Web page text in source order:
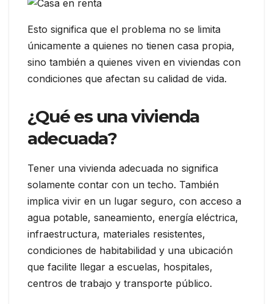
Esto significa que el problema no se limita
únicamente a quienes no tienen casa propia,
sino también a quienes viven en viviendas con
condiciones que afectan su calidad de vida.
¿Qué es una vivienda
adecuada?
Tener una vivienda adecuada no significa
solamente contar con un techo. También
implica vivir en un lugar seguro, con acceso a
agua potable, saneamiento, energía eléctrica,
infraestructura, materiales resistentes,
condiciones de habitabilidad y una ubicación
que facilite llegar a escuelas, hospitales,
centros de trabajo y transporte público.